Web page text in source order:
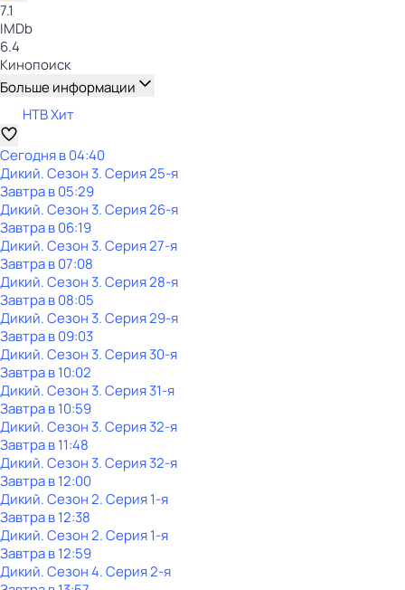
7.1
IMDb
6.4
Кинопоиск
Больше информации
НТВ Хит
Сегодня в 04:40
Дикий. Сезон 3. Серия 25-я
Завтра в 05:29
Дикий. Сезон 3. Серия 26-я
Завтра в 06:19
Дикий. Сезон 3. Серия 27-я
Завтра в 07:08
Дикий. Сезон 3. Серия 28-я
Завтра в 08:05
Дикий. Сезон 3. Серия 29-я
Завтра в 09:03
Дикий. Сезон 3. Серия 30-я
Завтра в 10:02
Дикий. Сезон 3. Серия 31-я
Завтра в 10:59
Дикий. Сезон 3. Серия 32-я
Завтра в 11:48
Дикий. Сезон 3. Серия 32-я
Завтра в 12:00
Дикий. Сезон 2. Серия 1-я
Завтра в 12:38
Дикий. Сезон 2. Серия 1-я
Завтра в 12:59
Дикий. Сезон 4. Серия 2-я